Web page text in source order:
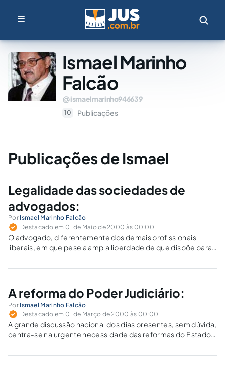
Ismael Marinho
Falcão
ismaelmarinho946639
10 Publicações
Publicações de Ismael
Legalidade das sociedades de
advogados:
Por Ismael Marinho Falcão
Destacado em 01 de Maio de 2000 às 00:00
O advogado, diferentemente dos demais profissionais
liberais, em que pese a ampla liberdade de que dispõe para
está jungido a normas de ética e de disciplina, que vigoram
A reforma do Poder Judiciário:
Por Ismael Marinho Falcão
Destacado em 01 de Março de 2000 às 00:00
A grande discussão nacional dos dias presentes, sem dúvida,
centra-se na urgente necessidade das reformas do Estado,
Judiciário, mercê do meritório e por todos os títulos louvável